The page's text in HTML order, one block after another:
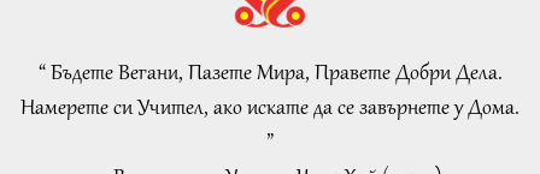
4:58
VEG TREND NEWS FROM
June 2026 - Part 2 of 2
2026-08-08 Преглед
“ Бъдете Вегани, Пазете Мира, Правете Добри Дела.
Намерете си Учител, ако искате да се завърнете у Дома.
”